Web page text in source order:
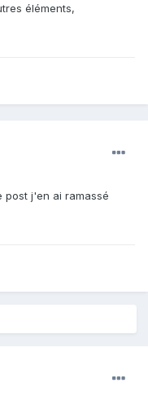
éléments,
post j'en ai ramassé